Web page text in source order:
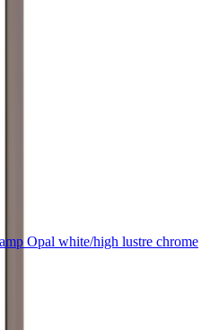
Opal white/high lustre chrome